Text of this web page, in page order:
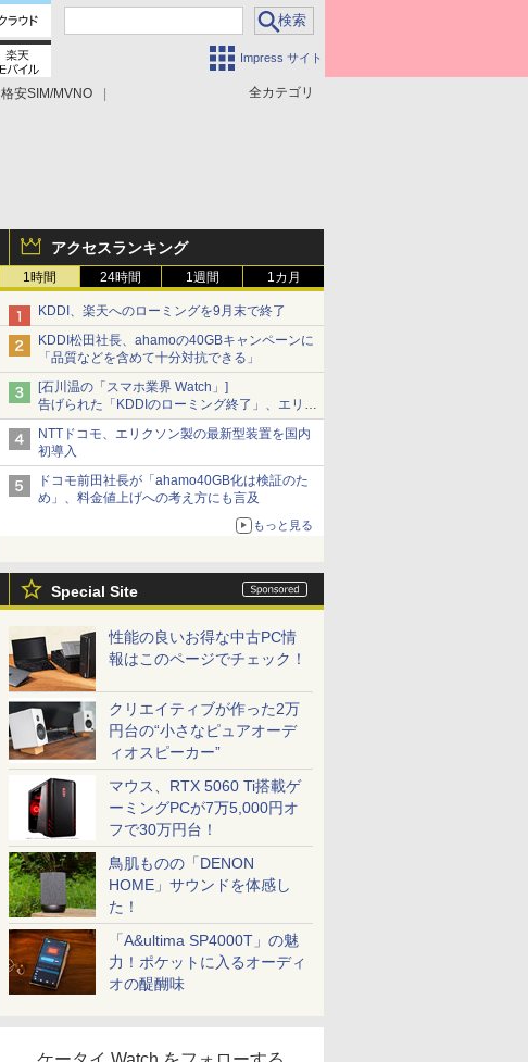
Impress サイト
全カテゴリ
格安SIM/MVNO
アクセスランキング
1時間 24時間 1週間 1カ月
KDDI、楽天へのローミングを9月末で終了
KDDI松田社長、ahamoの40GBキャンペーンに
「品質などを含めて十分対抗できる」
[石川温の「スマホ業界 Watch」]
告げられた「KDDIのローミング終了」、エリア
マップの落とし穴と楽天モバイルの課題
NTTドコモ、エリクソン製の最新型装置を国内
初導入
ドコモ前田社長が「ahamo40GB化は検証のた
め」、料金値上げへの考え方にも言及
もっと見る
Special Site
性能の良いお得な中古PC情
報はこのページでチェック！
クリエイティブが作った2万
円台の“小さなピュアオーデ
ィオスピーカー”
マウス、RTX 5060 Ti搭載ゲ
ーミングPCが7万5,000円オ
フで30万円台！
鳥肌ものの「DENON
HOME」サウンドを体感し
た！
「A&ultima SP4000T」の魅
力！ポケットに入るオーディ
オの醍醐味